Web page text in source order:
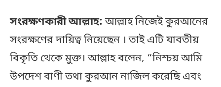
সংরক্ষণকারী আল্লাহ:আল্লাহ নিজেই কুরআনের
সংরক্ষণের দায়িত্ব নিয়েছেন । তাই এটি যাবতীয়
বিকৃতি থেকে মুক্ত। আল্লাহ বলেন, “নিশ্চয় আমি
উপদেশ বাণী তথা কুরআন নাজিল করেছি এবং